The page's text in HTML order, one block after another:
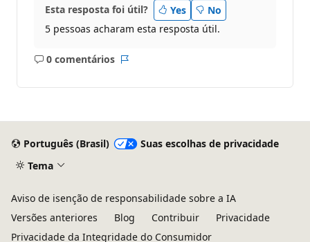
Esta resposta foi útil? Yes
No
5 pessoas acharam esta resposta útil.
0 comentários
Sem
Português (Brasil)
Suas escolhas de privacidade
Tema
Aviso de isenção de responsabilidade sobre a IA
Versões anteriores
Blog Contribuir
Privacidade
Privacidade da Integridade do Consumidor